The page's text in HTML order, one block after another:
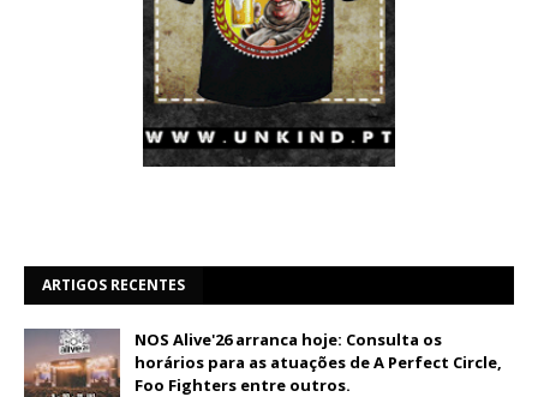
ARTIGOS RECENTES
NOS Alive'26 arranca hoje: Consulta os
horários para as atuações de A Perfect Circle,
Foo Fighters entre outros.